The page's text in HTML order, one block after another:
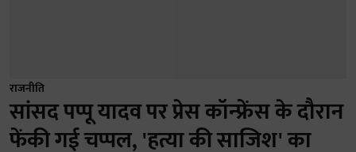
राजनीति
सांसद पप्पू यादव पर प्रेस कॉन्फ्रेंस के दौरान
फेंकी गई चप्पल, 'हत्या की साजिश' का